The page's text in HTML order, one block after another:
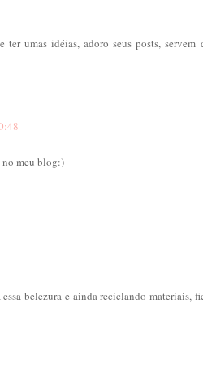
umas idéias, adoro seus posts,
meu blog:)
belezura e ainda reciclando materiais,